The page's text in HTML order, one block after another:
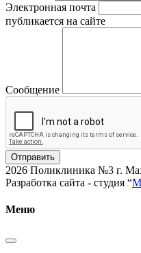
Электронная почта
публикается на сайте
Сообщение
Отправить
2026 Поликлиника №3 г.
Разработка сайта - студия “
Меню